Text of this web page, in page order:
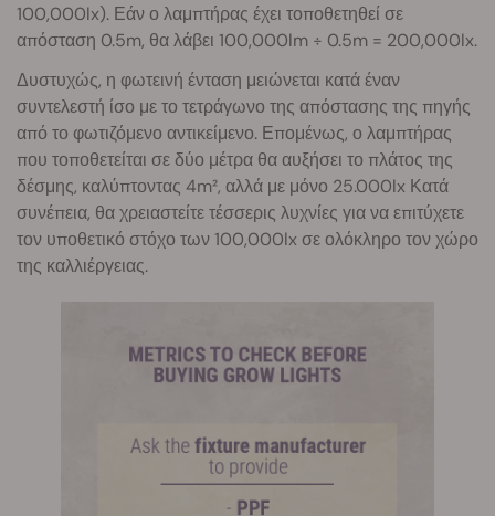
100,000lx). Εάν ο λαμπτήρας έχει τοποθετηθεί σε
απόσταση 0.5m, θα λάβει 100,000lm ÷ 0.5m = 200,000lx.
Δυστυχώς, η φωτεινή ένταση μειώνεται κατά έναν
συντελεστή ίσο με το τετράγωνο της απόστασης της πηγής
από το φωτιζόμενο αντικείμενο. Επομένως, ο λαμπτήρας
που τοποθετείται σε δύο μέτρα θα αυξήσει το πλάτος της
δέσμης, καλύπτοντας 4m², αλλά με μόνο 25.000lx Κατά
συνέπεια, θα χρειαστείτε τέσσερις λυχνίες για να επιτύχετε
τον υποθετικό στόχο των 100,000lx σε ολόκληρο τον χώρο
της καλλιέργειας.